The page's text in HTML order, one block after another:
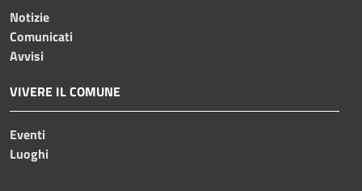
Notizie
Comunicati
Avvisi
VIVERE IL COMUNE
Eventi
Luoghi